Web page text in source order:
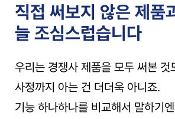
직접 써보지 않은 제품
늘 조심스럽습니다
우리는 경쟁사 제품을 모두 써본 것
사정까지 아는 건 더더욱 아니죠.
기능 하나하나를 비교해서 말하기엔